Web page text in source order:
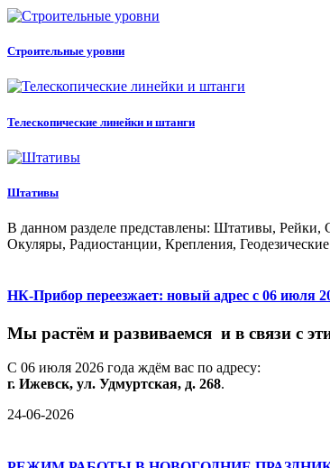
Строительные уровни
Телескопические линейки и штанги
Штативы
В данном разделе представлены: Штативы,
Окуляры, Радиостанции, Крепления,
НК-Прибор переезжает: новый адрес с 06 июля
Мы растём и развиваемся и в связи с
С 06 июля 2026 года ждём вас по адресу:
г. Ижевск, ул. Удмуртская, д. 268.
24-06-2026